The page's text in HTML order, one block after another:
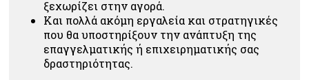
ξεχωρίζει στην αγορά.
Και πολλά ακόμη εργαλεία και στρατηγικές
που θα υποστηρίξουν την ανάπτυξη της
επαγγελματικής ή επιχειρηματικής σας
δραστηριότητας.